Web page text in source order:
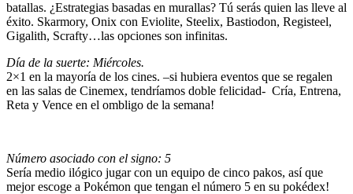
batallas. ¿Estrategias basadas en murallas? Tú serás quien las lleve al
éxito. Skarmory, Onix con Eviolite, Steelix, Bastiodon, Registeel,
Gigalith, Scrafty…las opciones son infinitas.
Día de la suerte: Miércoles.
2×1 en la mayoría de los cines. –si hubiera eventos que se regalen
en las salas de Cinemex, tendríamos doble felicidad- Cría, Entrena,
Reta y Vence en el ombligo de la semana!
Número asociado con el signo: 5
Sería medio ilógico jugar con un equipo de cinco pakos, así que
mejor escoge a Pokémon que tengan el número 5 en su pokédex!